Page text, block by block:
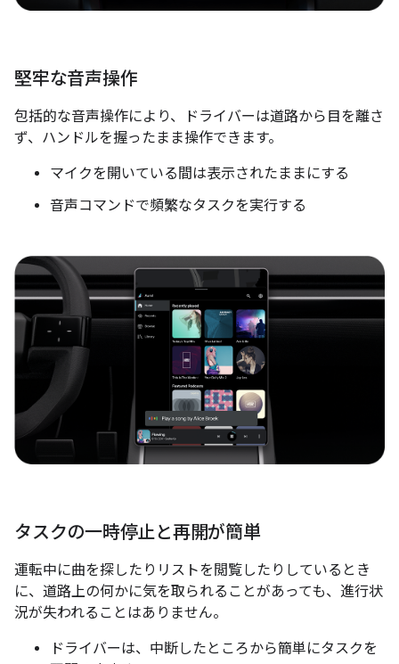
堅牢な音声操作
包括的な音声操作により、ドライバーは道路から目を離さ
ず、ハンドルを握ったまま操作できます。
マイクを開いている間は表示されたままにする
音声コマンドで頻繁なタスクを実行する
タスクの一時停止と再開が簡単
運転中に曲を探したりリストを閲覧したりしているとき
に、道路上の何かに気を取られることがあっても、進行状
況が失われることはありません。
ドライバーは、中断したところから簡単にタスクを